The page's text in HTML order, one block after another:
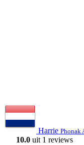
Harrie Phonak
10.0 uit 1 reviews